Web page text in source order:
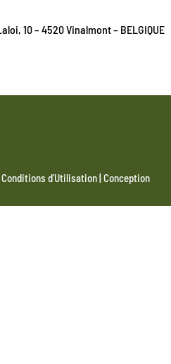
10 – 4520 Vinalmont – BELGIQUE
Conditions d’Utilisation|Conception